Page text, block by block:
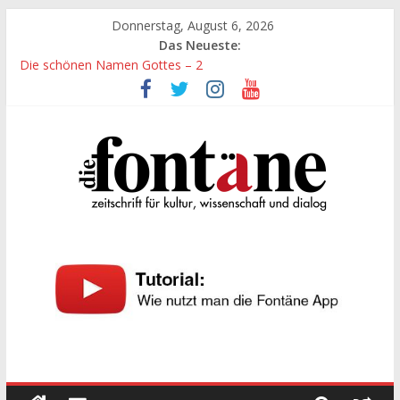
springen
Donnerstag, August 6, 2026
Das Neueste:
Die schönen Namen Gottes – 2
Werte, denen größte Sorgfalt entgegengebracht werden muss
Die schönen Namen Gottes
„Kind“ seiner Zeit sein
Die
Fontäne
kultur,